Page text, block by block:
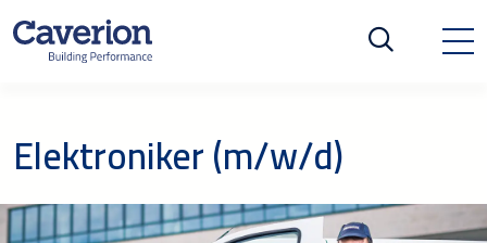
Elektroniker (m/w/d)